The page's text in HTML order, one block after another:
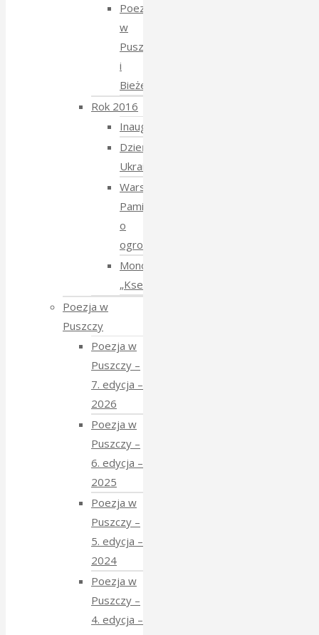
Poezja
w
Puszczy
i
Bieżeństwo
Rok 2016
Inauguracja
Dzień
Ukraiński
Warsztaty:
Pamiętajmy
o
ogrodach
Monodram
„Ksenia”
Poezja w
Puszczy
Poezja w
Puszczy –
7. edycja –
2026
Poezja w
Puszczy –
6. edycja –
2025
Poezja w
Puszczy –
5. edycja –
2024
Poezja w
Puszczy –
4. edycja –